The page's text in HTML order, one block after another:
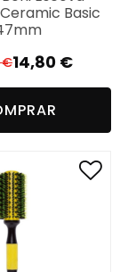
Basic
€ O
preço
original
era:
14,80 €
O
preço
atual
é: